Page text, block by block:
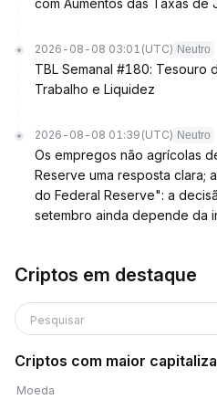
com Aumentos das Taxas de
2026-08-08 03:01 (UTC) Neutro
TBL Semanal #180: Tesouro
Trabalho e Liquidez
2026-08-08 01:39 (UTC) Neutro
Os empregos não agrícolas
Reserve uma resposta clara;
do Federal Reserve": a
setembro ainda depende da
Criptos em destaque
Pesquisar
Criptos com maior
Moeda